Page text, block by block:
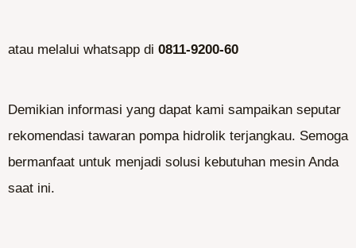
atau melalui whatsapp di 0811-9200-60
Demikian informasi yang dapat kami sampaikan seputar
rekomendasi tawaran pompa hidrolik terjangkau. Semoga
bermanfaat untuk menjadi solusi kebutuhan mesin Anda
saat ini.